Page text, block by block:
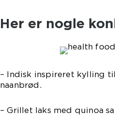
Her er nogle
– Indisk inspireret kylling
naanbrød.
– Grillet laks med quinoa